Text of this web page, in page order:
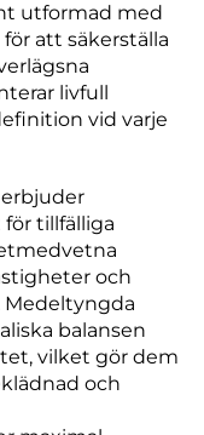
utformad med
att säkerställa
livfull
vid varje
erbjuder
tillfälliga
och
Medeltyngda
balansen
vilket gör dem
och